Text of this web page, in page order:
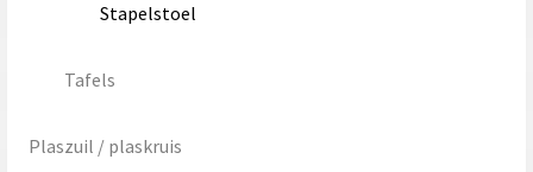
Stapelstoel
Tafels
Plaszuil / plaskruis